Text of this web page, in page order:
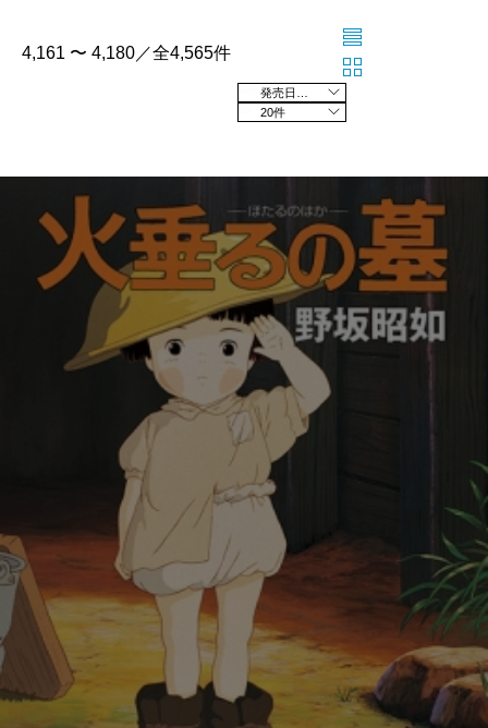
4,161 〜 4,180／全4,565件
20件